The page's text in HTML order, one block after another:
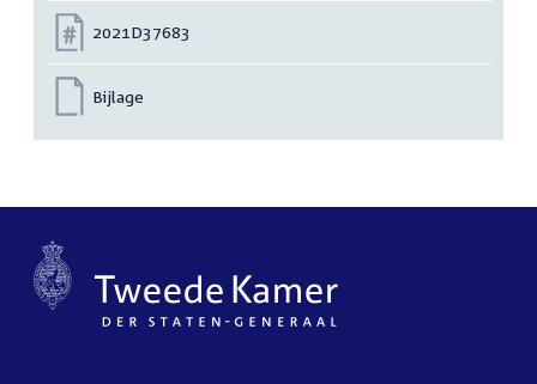
Nummer:
2021D37683
Bijlage